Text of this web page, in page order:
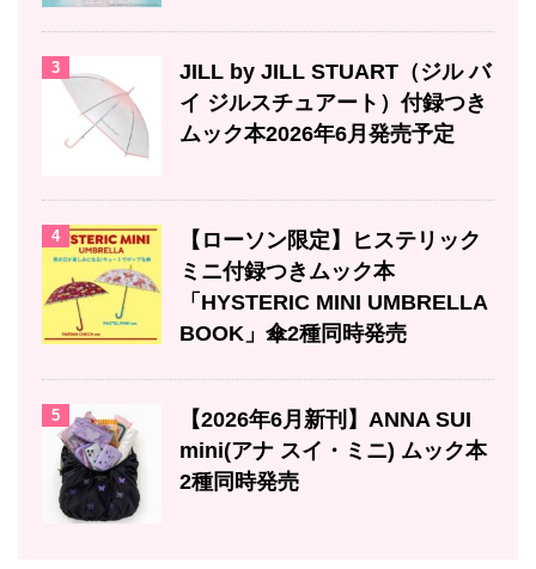
3
JILL by JILL STUART（ジル バ
イ ジルスチュアート）付録つき
ムック本2026年6月発売予定
4
【ローソン限定】ヒステリック
ミニ付録つきムック本
「HYSTERIC MINI UMBRELLA
BOOK」傘2種同時発売
5
【2026年6月新刊】ANNA SUI
mini(アナ スイ・ミニ) ムック本
2種同時発売